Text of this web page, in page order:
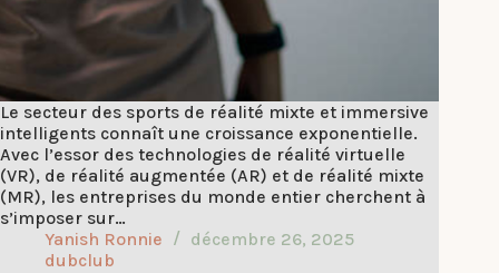
Le secteur des sports de réalité mixte et immersive
intelligents connaît une croissance exponentielle.
Avec l’essor des technologies de réalité virtuelle
(VR), de réalité augmentée (AR) et de réalité mixte
(MR), les entreprises du monde entier cherchent à
s’imposer sur…
Yanish Ronnie
décembre 26, 2025
dubclub